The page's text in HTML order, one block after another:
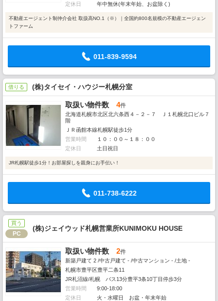
定休日
年中無休(年末年始、お盆除く)
不動産エージェント制仲介会社 取扱高NO.1（※）｜全国約800名規模の不動産エージェン
トファーム
011-839-9594
借りる (株)タイセイ・ハウジー札幌分室
取扱い物件数 4件
北海道札幌市北区北六条西４－２－７ Ｊ１札幌北口ビル７
階
ＪＲ函館本線札幌駅徒歩1分
営業時間
１０：００～１８：００
定休日
土日祝日
JR札幌駅徒歩1分！お部屋探しを親身にお手伝い！
011-738-6222
買う
PC
(株)ジェイウッド札幌営業所KUNIMOKU HOUSE
取扱い物件数 2件
新築戸建て 2 /中古戸建て - /中古マンション - /土地 -
札幌市豊平区豊平二条11
JR札沼線/札幌 バス13分豊平3条10丁目停歩3分
営業時間
9:00-18:00
定休日
火・水曜日 お盆・年末年始